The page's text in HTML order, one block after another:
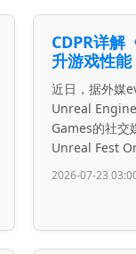
CDPR详解
升游戏性能
近日，据外媒
Unreal
Games的社交
Unreal Fest
2026-07-23